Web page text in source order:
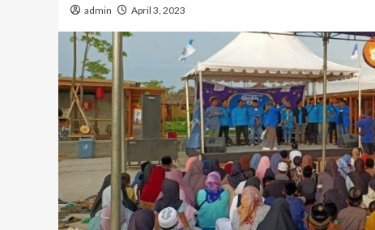
admin April 3, 2023